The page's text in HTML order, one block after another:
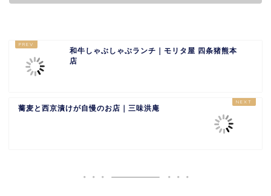
和牛しゃぶしゃぶランチ｜モリタ屋 四条猪熊本
店
蕎麦と西京漬けが自慢のお店｜三味洪庵